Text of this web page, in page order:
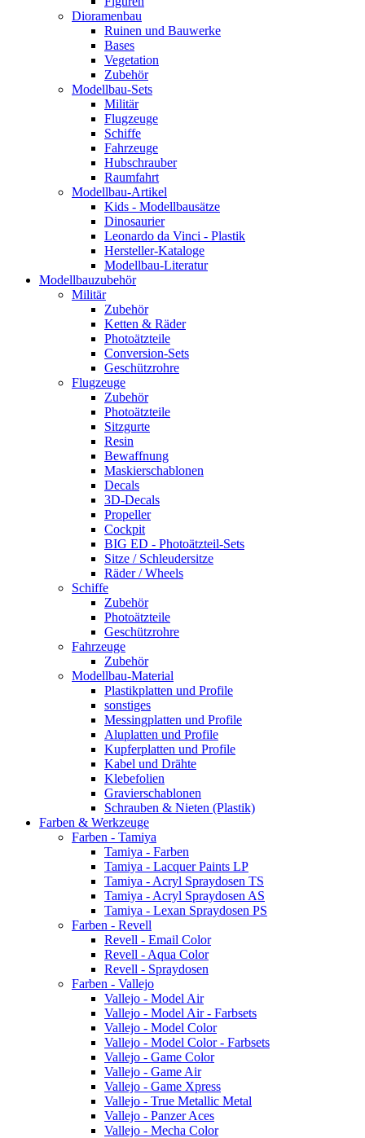
Dioramenbau
Ruinen und Bauwerke
Bases
Vegetation
Zubehör
Modellbau-Sets
Militär
Flugzeuge
Schiffe
Fahrzeuge
Hubschrauber
Raumfahrt
Modellbau-Artikel
Kids - Modellbausätze
Dinosaurier
Leonardo da Vinci - Plastik
Hersteller-Kataloge
Modellbau-Literatur
Modellbauzubehör
Militär
Zubehör
Ketten & Räder
Photoätzteile
Conversion-Sets
Geschützrohre
Flugzeuge
Zubehör
Photoätzteile
Sitzgurte
Resin
Bewaffnung
Maskierschablonen
Decals
3D-Decals
Propeller
Cockpit
BIG ED - Photoätzteil-Sets
Sitze / Schleudersitze
Räder / Wheels
Schiffe
Zubehör
Photoätzteile
Geschützrohre
Fahrzeuge
Zubehör
Modellbau-Material
Plastikplatten und Profile
sonstiges
Messingplatten und Profile
Aluplatten und Profile
Kupferplatten und Profile
Kabel und Drähte
Klebefolien
Gravierschablonen
Schrauben & Nieten (Plastik)
Farben & Werkzeuge
Farben - Tamiya
Tamiya - Farben
Tamiya - Lacquer Paints LP
Tamiya - Acryl Spraydosen TS
Tamiya - Acryl Spraydosen AS
Tamiya - Lexan Spraydosen PS
Farben - Revell
Revell - Email Color
Revell - Aqua Color
Revell - Spraydosen
Farben - Vallejo
Vallejo - Model Air
Vallejo - Model Air - Farbsets
Vallejo - Model Color
Vallejo - Model Color - Farbsets
Vallejo - Game Color
Vallejo - Game Air
Vallejo - Game Xpress
Vallejo - True Metallic Metal
Vallejo - Panzer Aces
Vallejo - Mecha Color